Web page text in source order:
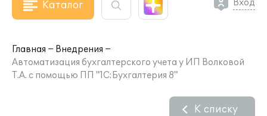
Каталог Вход
Главная
Внедрения
Автоматизация бухгалтерского учета у ИП Волковой
Т.А. с помощью ПП "1С:Бухгалтерия 8"
К списку